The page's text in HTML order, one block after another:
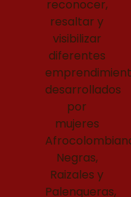
reconocer,
resaltar y
visibilizar
diferentes
desarrollados
por
mujeres
Negras,
Raizales y
Palenqueras,